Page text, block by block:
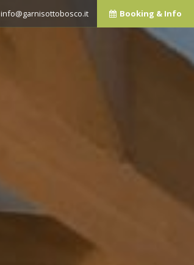
info@garnisottobosco.it Booking & Info